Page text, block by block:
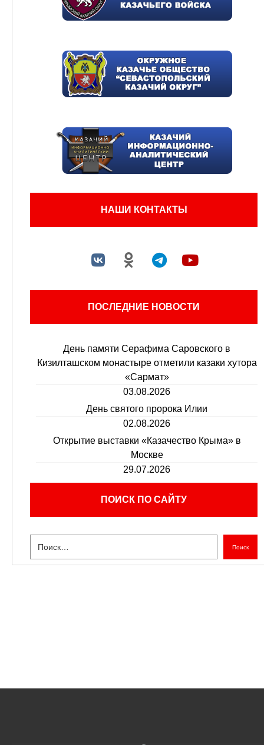
НАШИ КОНТАКТЫ
ПОСЛЕДНИЕ НОВОСТИ
День памяти Серафима Саровского в
Кизилташском монастыре отметили казаки хутора
«Сармат»
03.08.2026
День святого пророка Илии
02.08.2026
Открытие выставки «Казачество Крыма» в
Москве
29.07.2026
ПОИСК ПО САЙТУ
Поиск